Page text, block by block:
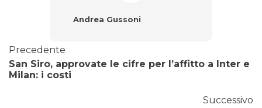
Andrea Gussoni
Precedente
San Siro, approvate le cifre per l’affitto a Inter e
Milan: i costi
Successivo